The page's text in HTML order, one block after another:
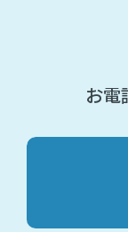
・ 当社が保有す
の同意がない
・ 当社が保有す
ん、漏えいな
お電